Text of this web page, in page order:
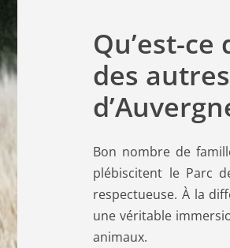
Qu’est-
des
Bon nombre de
plébiscitent le Parc
respectueuse. À la
une véritable
animaux.